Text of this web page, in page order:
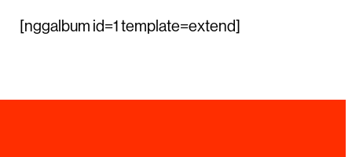
[nggalbum id=1 template=extend]